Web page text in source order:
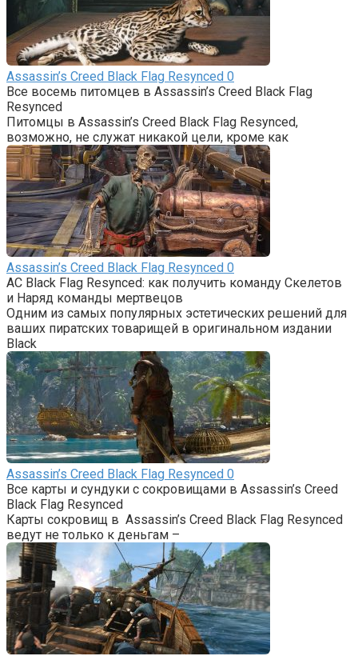
Assassin’s Creed Black Flag Resynced 0
Все восемь питомцев в Assassin’s Creed Black Flag
Resynced
Питомцы в Assassin’s Creed Black Flag Resynced,
возможно, не служат никакой цели, кроме как
Assassin’s Creed Black Flag Resynced 0
AC Black Flag Resynced: как получить команду Скелетов
и Наряд команды мертвецов
Одним из самых популярных эстетических решений для
ваших пиратских товарищей в оригинальном издании
Black
Assassin’s Creed Black Flag Resynced 0
Все карты и сундуки с сокровищами в Assassin’s Creed
Black Flag Resynced
Карты сокровищ в Assassin’s Creed Black Flag Resynced
ведут не только к деньгам –